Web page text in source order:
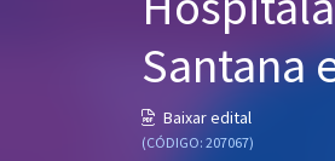
Santana
Baixar edital
(CÓDIGO: 207067)